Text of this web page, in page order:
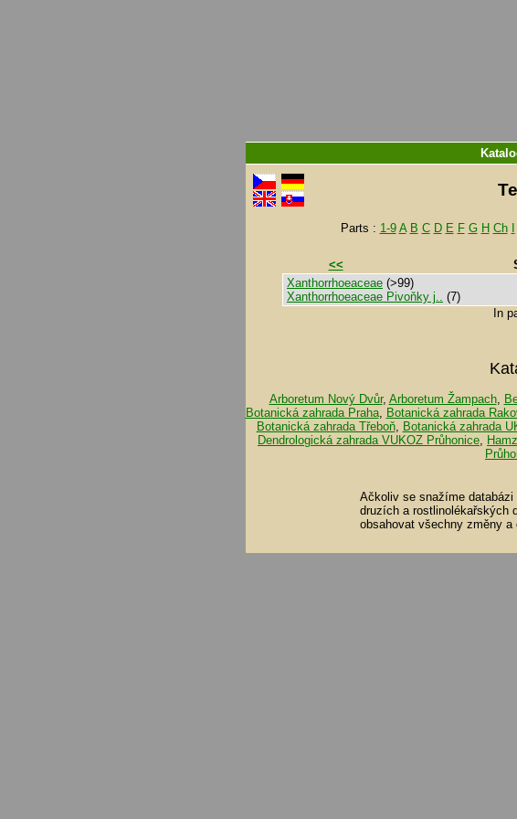
Parts : 1-9 A B C D E F G H Ch
<<
Xanthorrhoeaceae (>99)
Xanthorrhoeaceae Pivoňky j.. (7)
In
Arboretum Nový Dvůr, Arboretum Žampach,
Botanická zahrada Praha, Botanická zahrada
Botanická zahrada Třeboň, Botanická zahrada
Dendrologická zahrada VUKOZ Průhonice
Ačkoliv se snažíme databázi
druzích a rostlinolékařských
obsahovat všechny změny a